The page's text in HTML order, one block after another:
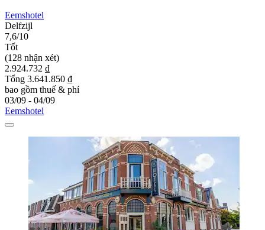
Eemshotel
Delfzijl
7,6/10
Tốt
(128 nhận xét)
2.924.732 ₫
Tổng 3.641.850 ₫
bao gồm thuế & phí
03/09 - 04/09
Eemshotel